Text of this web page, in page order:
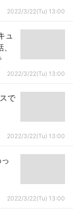
2022/3/22(Tu) 13:00
ュ
2022/3/22(Tu) 13:00
で
2022/3/22(Tu) 13:00
2022/3/22(Tu) 13:00